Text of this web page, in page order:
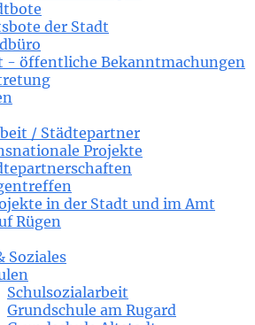
der Stadt
- öffentliche Bekanntmachungen
/ Städtepartner
Projekte
in der Stadt und im Amt
Rügen
Soziales
Schulsozialarbeit
Grundschule am Rugard